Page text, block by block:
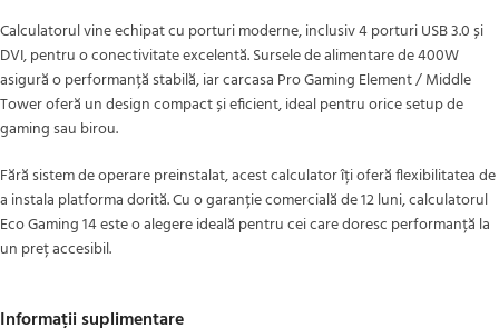
Calculatorul vine echipat cu porturi moderne, inclusiv 4 porturi USB 3.0 și
DVI, pentru o conectivitate excelentă. Sursele de alimentare de 400W
asigură o performanță stabilă, iar carcasa Pro Gaming Element / Middle
Tower oferă un design compact și eficient, ideal pentru orice setup de
gaming sau birou.
Fără sistem de operare preinstalat, acest calculator îți oferă flexibilitatea de
a instala platforma dorită. Cu o garanție comercială de 12 luni, calculatorul
Eco Gaming 14 este o alegere ideală pentru cei care doresc performanță la
un preț accesibil.
Informații suplimentare